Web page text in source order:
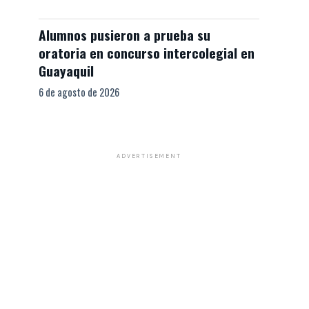
Alumnos pusieron a prueba su
oratoria en concurso intercolegial en
Guayaquil
6 de agosto de 2026
ADVERTISEMENT